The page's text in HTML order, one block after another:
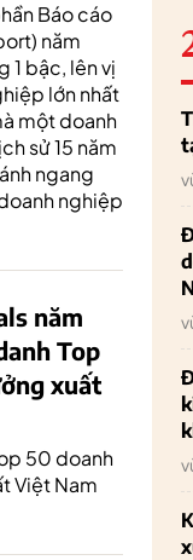
Báo cáo
năm
1 bậc, lên vị
lớn nhất
một doanh
sử 15 năm
ngang
nghiệp
năm
Top
xuất
50 doanh
Việt Nam